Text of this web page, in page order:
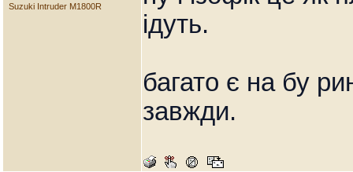
Suzuki Intruder M1800R
ідуть.
багато є на бу
завжди.